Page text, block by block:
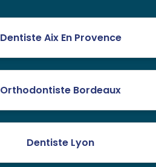
Dentiste Aix En Provence
Orthodontiste Bordeaux
Dentiste Lyon